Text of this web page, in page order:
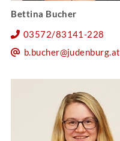
Bettina Bucher
03572/83141-228
b.bucher@judenburg.at